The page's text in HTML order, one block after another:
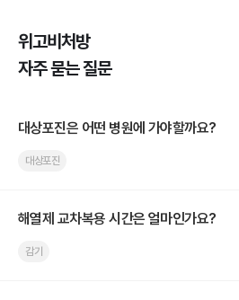
위고비처방
자주 묻는 질문
대상포진은 어떤 병원에 가야할까요?
대상포진
해열제 교차복용 시간은 얼마인가요?
감기